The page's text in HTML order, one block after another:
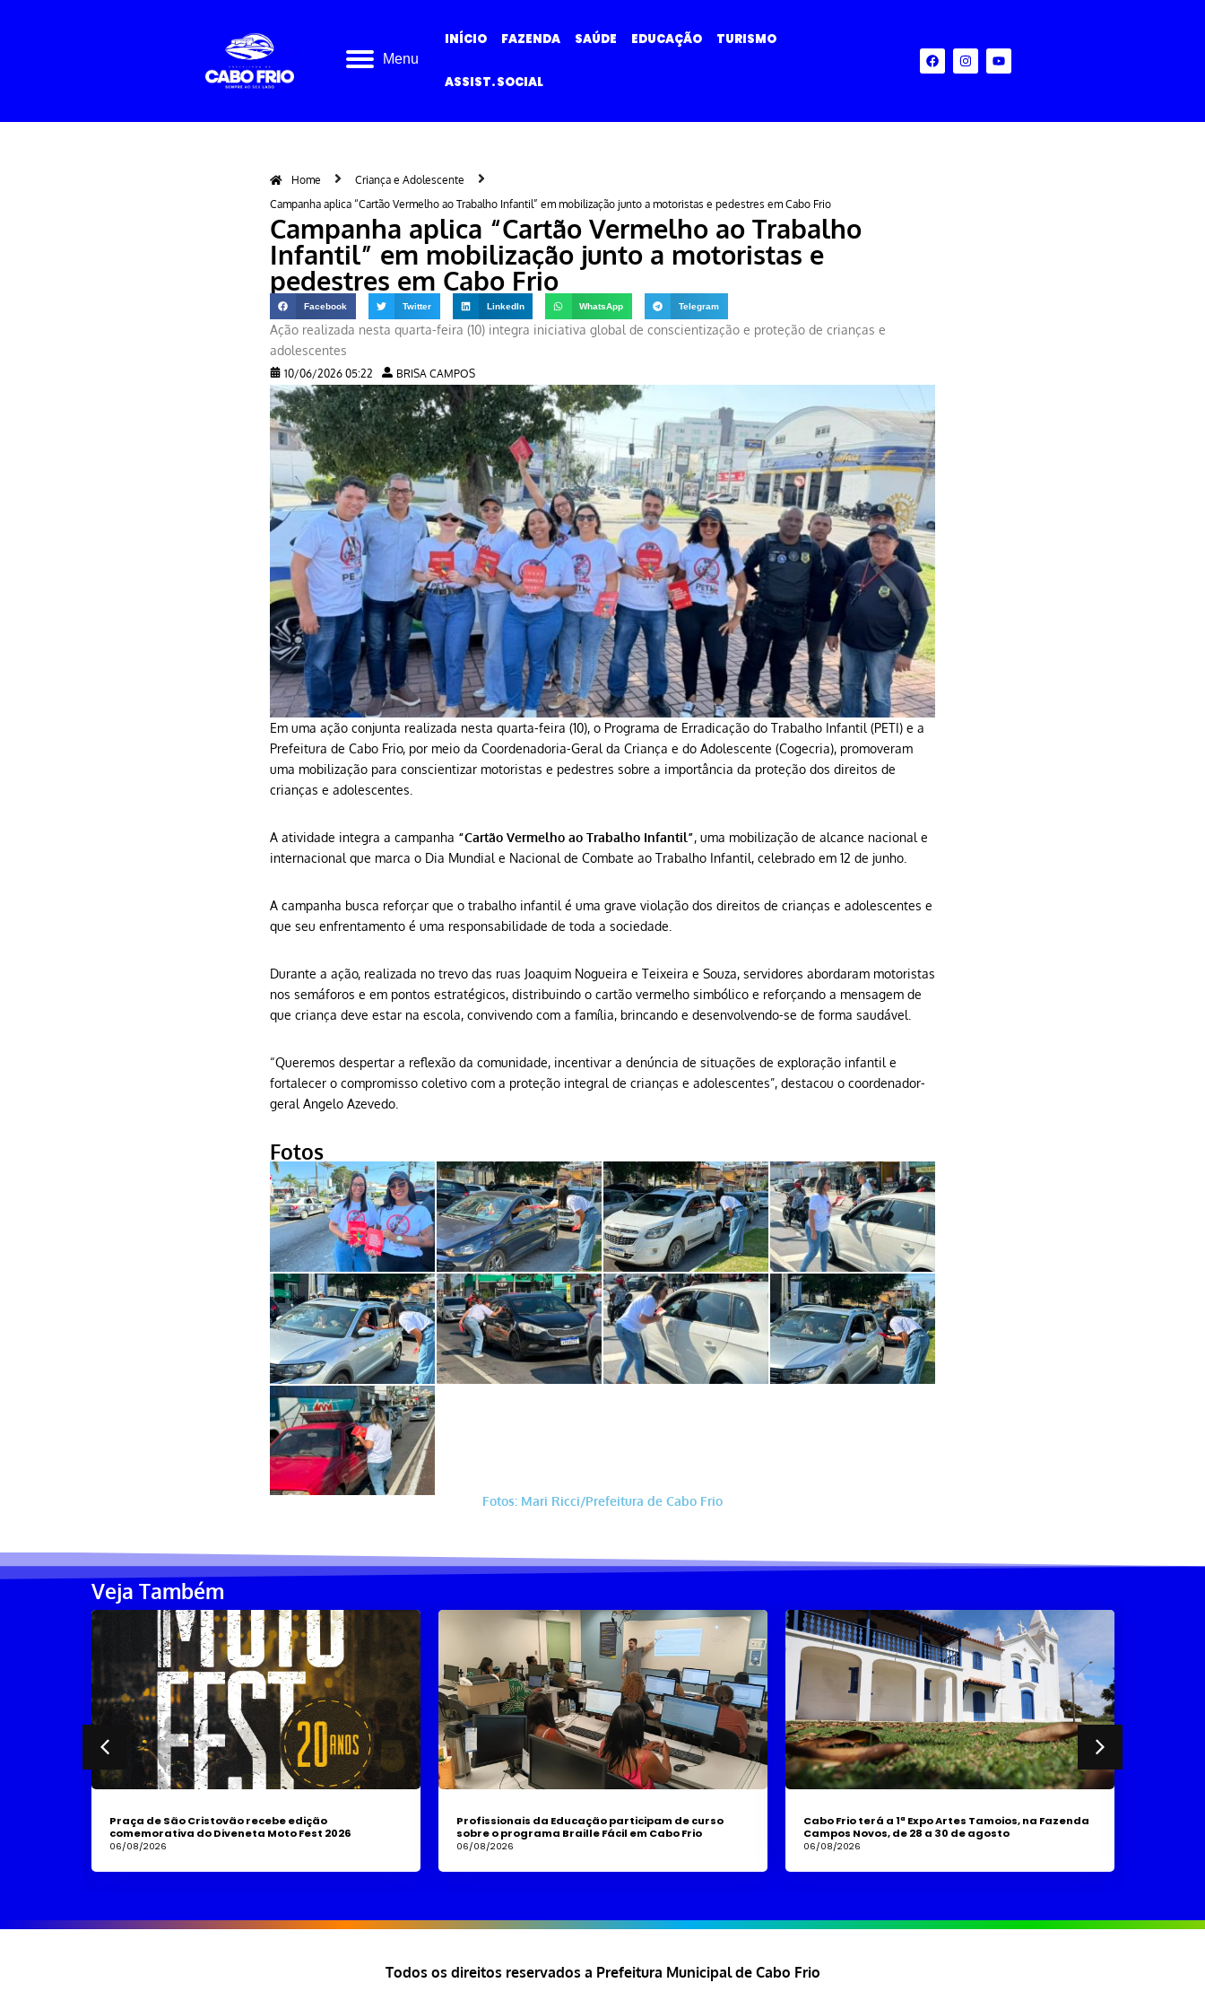
conteúdo
Menu
INÍCIO FAZENDA SAÚDE EDUCAÇÃO TURISMO
ASSIST. SOCIAL
Home
Criança e Adolescente
Campanha aplica “Cartão Vermelho ao Trabalho Infantil” em mobilização junto a motoristas e pedestres em Cabo Frio
Campanha aplica “Cartão Vermelho ao Trabalho
Infantil” em mobilização junto a motoristas e
pedestres em Cabo Frio
Facebook Twitter LinkedIn WhatsApp Telegram
Ação realizada nesta quarta-feira (10) integra iniciativa global de conscientização e proteção de crianças e
adolescentes
10/06/2026 05:22 BRISA CAMPOS
Em uma ação conjunta realizada nesta quarta-feira (10), o Programa de Erradicação do Trabalho Infantil (PETI) e a
Prefeitura de Cabo Frio, por meio da Coordenadoria-Geral da Criança e do Adolescente (Cogecria), promoveram
uma mobilização para conscientizar motoristas e pedestres sobre a importância da proteção dos direitos de
crianças e adolescentes.
A atividade integra a campanha “Cartão Vermelho ao Trabalho Infantil”, uma mobilização de alcance nacional e
internacional que marca o Dia Mundial e Nacional de Combate ao Trabalho Infantil, celebrado em 12 de junho.
A campanha busca reforçar que o trabalho infantil é uma grave violação dos direitos de crianças e adolescentes e
que seu enfrentamento é uma responsabilidade de toda a sociedade.
Durante a ação, realizada no trevo das ruas Joaquim Nogueira e Teixeira e Souza, servidores abordaram motoristas
nos semáforos e em pontos estratégicos, distribuindo o cartão vermelho simbólico e reforçando a mensagem de
que criança deve estar na escola, convivendo com a família, brincando e desenvolvendo-se de forma saudável.
“Queremos despertar a reflexão da comunidade, incentivar a denúncia de situações de exploração infantil e
fortalecer o compromisso coletivo com a proteção integral de crianças e adolescentes”, destacou o coordenador-
geral Angelo Azevedo.
Fotos
Fotos: Mari Ricci/Prefeitura de Cabo Frio
Veja Também
Praça de São Cristovão recebe edição
comemorativa do Diveneta Moto Fest 2026
06/08/2026
Profissionais da Educação participam de curso
sobre o programa Braille Fácil em Cabo Frio
06/08/2026
Cabo Frio terá a 1ª Expo Artes Tamoios, na Fazenda
Campos Novos, de 28 a 30 de agosto
06/08/2026
Todos os direitos reservados a Prefeitura Municipal de Cabo Frio